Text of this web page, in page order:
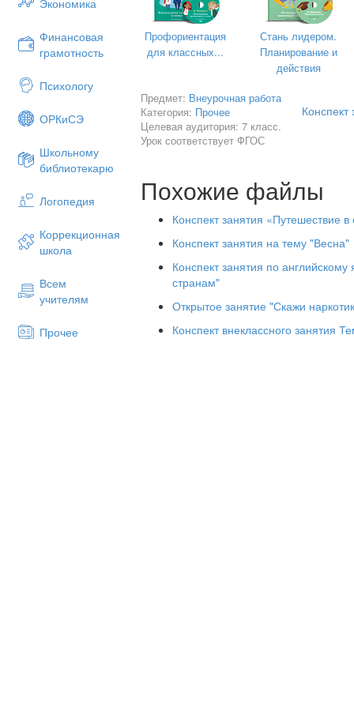
Экономика
Финансовая
грамотность
Психологу
ОРКиСЭ
Школьному
библиотекарю
Логопедия
Коррекционная
школа
Всем
учителям
Прочее
Где будут ценить и всегда уважать»
Леонид
«У каждого в мире пусть будет семья.
Чтоб были все счастливы — взрослые,
Чтоб больше никто не грустил
«Друг за друга мы стеной,
Ты за мной, я за тобой!
Будет это так всегда
Потому что мы семья!»
Алина
Профориентация
для классных...
Стань лидером.
Планирование и
действия
Предмет: Внеурочная работа
Категория: Прочее
Целевая аудитория: 7 класс.
Урок соответствует ФГОС
Похожие файлы
Конспект занятия «Путешествие
Конспект занятия на тему "Весна"
Конспект занятия по
странам"
Открытое занятие "Скажи
Конспект внеклассного занятия